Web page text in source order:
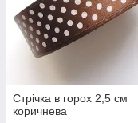
Стрічка в горох 2,5 см
коричнева